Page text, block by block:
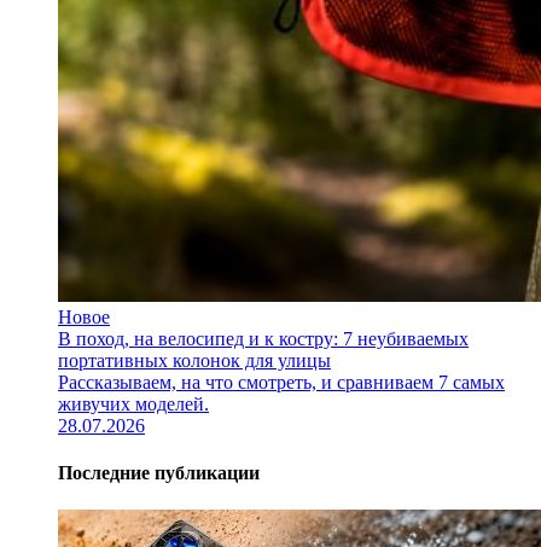
Новое
В поход, на велосипед и к костру: 7 неубиваемых
портативных колонок для улицы
Рассказываем, на что смотреть, и сравниваем 7 самых
живучих моделей.
28.07.2026
Последние публикации